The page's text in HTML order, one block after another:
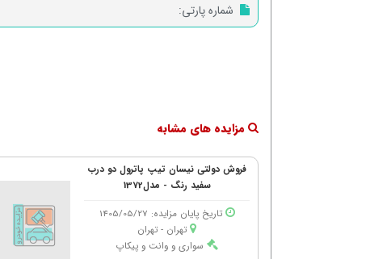
شماره پارتی:
مزایده های مشابه
فروش دولتی نیسان تیپ پاترول دو درب
سفید رنگ - مدل1372
تاریخ پایان مزایده: 1405/05/27
تهران - تهران
سواری و وانت و پیکاپ